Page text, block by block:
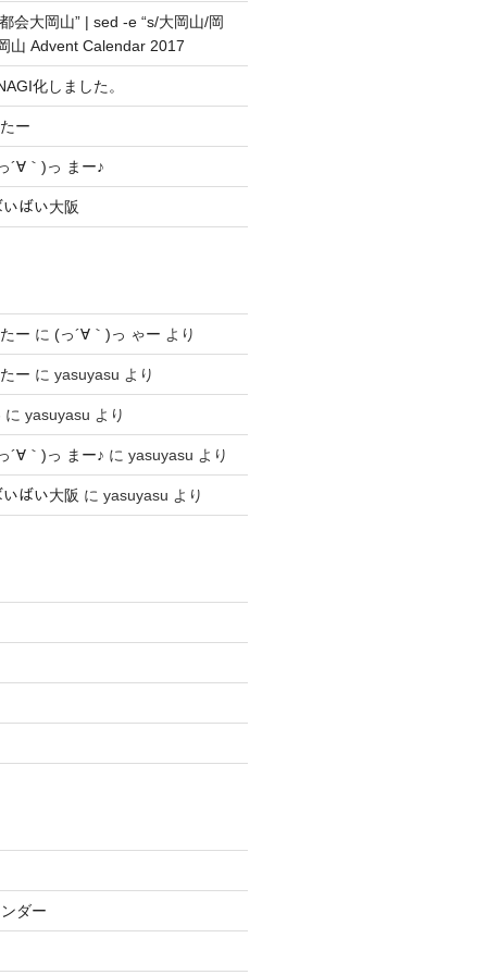
会大岡山” | sed -e “s/大岡山/岡
山 Advent Calendar 2017
化しました。
ー
´∀｀)っ まー♪
ばい大阪
ー に (っ´∀｀)っ ゃー より
ー に yasuyasu より
に yasuyasu より
´∀｀)っ まー♪ に yasuyasu より
ばい大阪 に yasuyasu より
ダー